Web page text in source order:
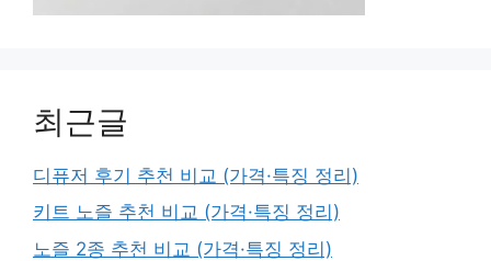
최근글
디퓨저 후기 추천 비교 (가격·특징 정리)
키트 노즐 추천 비교 (가격·특징 정리)
노즐 2종 추천 비교 (가격·특징 정리)